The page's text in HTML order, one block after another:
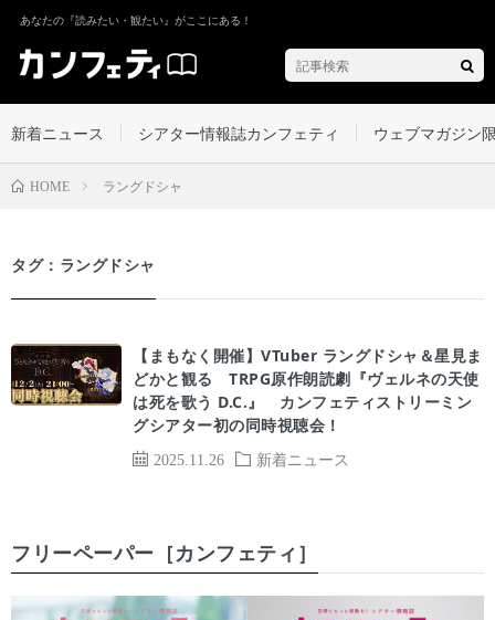
あなたの『読みたい・観たい』がここにある！
新着ニュース シアター情報誌カンフェティ ウェブマガジン
HOME ラングドシャ
タグ：ラングドシャ
2025.11.26 新着ニュース
【まもなく開催】VTuber ラングドシャ＆星見ま
どかと観る TRPG原作朗読劇『ヴェルネの天使
は死を歌う D.C.』 カンフェティストリーミン
グシアター初の同時視聴会！
フリーペーパー［カンフェティ］